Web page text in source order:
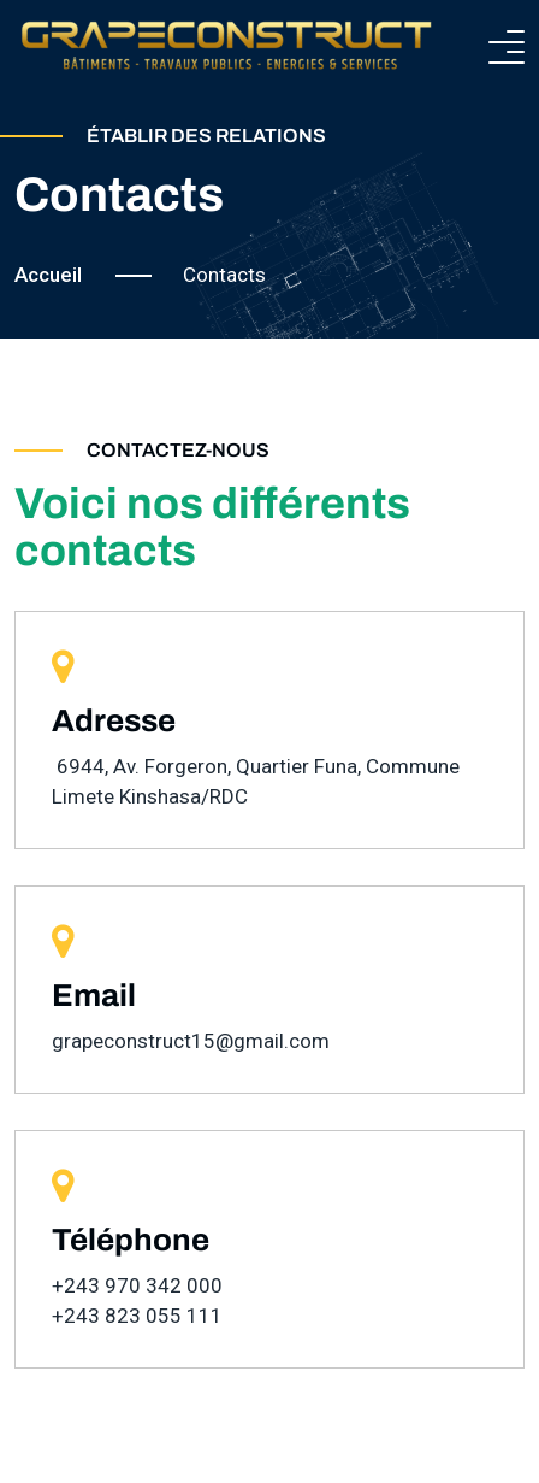
NOS SERVICES
BÂTIMENTS
ROUTES
HYDRAULIQUES
ENERGIE
IMMOBILIER
NOS PROJETS
NOTRE EQUIPE
ÉTABLIR DES RELATIONS
Contacts
Accueil Contacts
CONTACTEZ-NOUS
Voici nos différents
contacts
Adresse
6944, Av. Forgeron, Quartier Funa, Commune
Limete Kinshasa/RDC
Email
grapeconstruct15@gmail.com
Téléphone
+243 970 342 000
+243 823 055 111